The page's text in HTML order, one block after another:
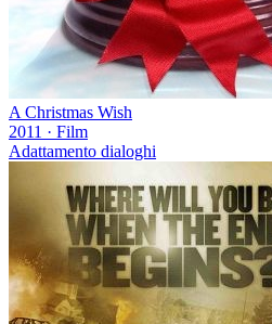
A Christmas Wish
2011 · Film
Adattamento dialoghi